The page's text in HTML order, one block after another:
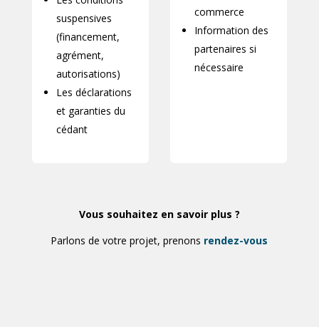
suspensives
(financement,
agrément,
autorisations)
Les déclarations
et garanties du
cédant
commerce
Information des
partenaires si
nécessaire
Vous souhaitez en savoir plus ?
Parlons de votre projet, prenons rendez-vous